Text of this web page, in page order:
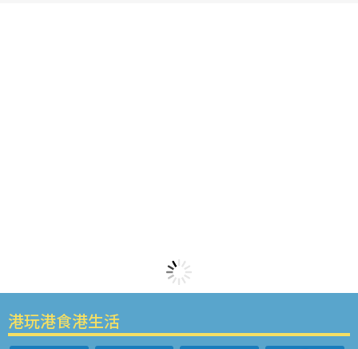
港玩港食港生活